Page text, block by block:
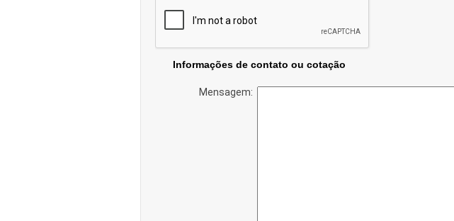
Informações de contato ou cotação
Mensagem: